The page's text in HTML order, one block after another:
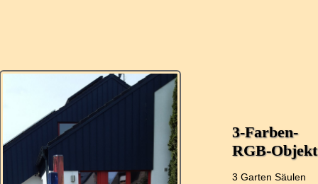
3-Farben-
RGB-Objekt
3 Garten Säulen